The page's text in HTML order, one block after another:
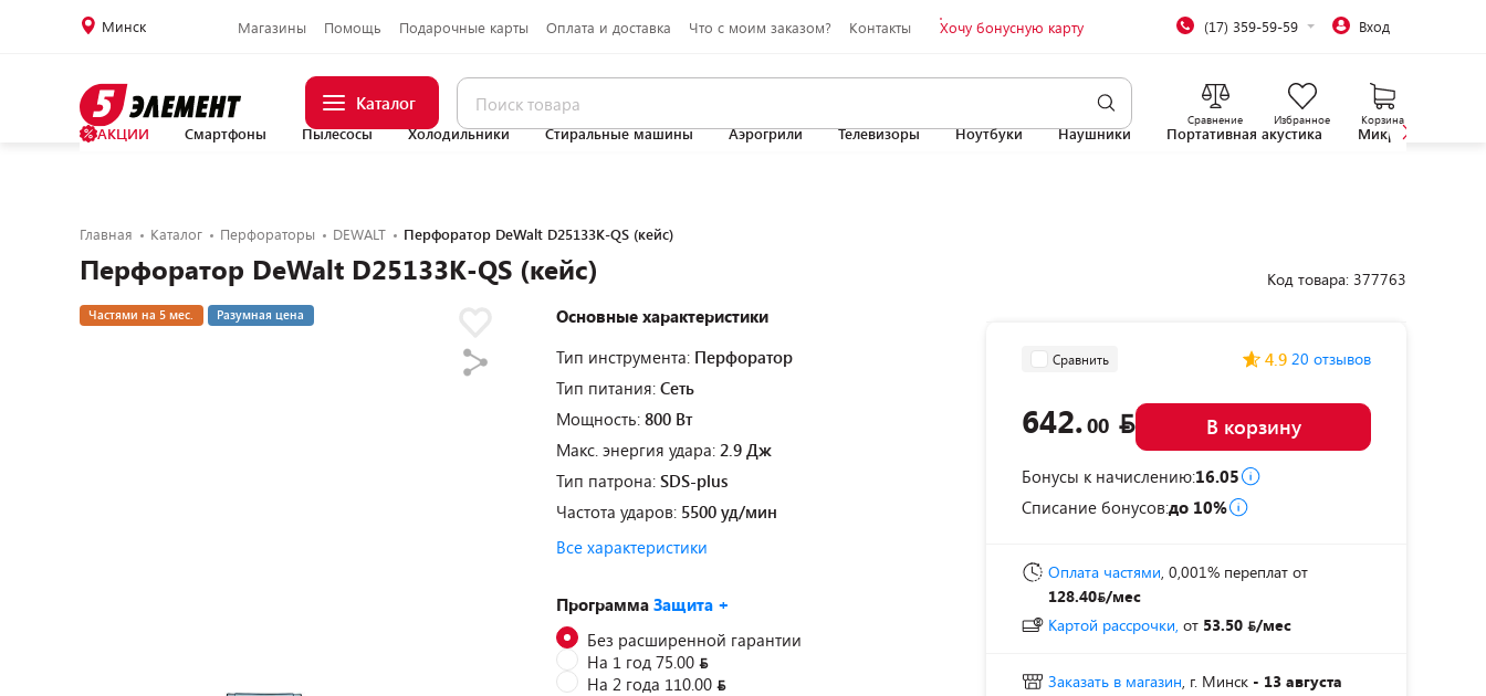
Минск Магазины Помощь Подарочные карты Оплата и доставка Что с моим заказом? Контакты Хочу бонусную карту (17) 359-59-59 Вход
Каталог
Сравнение Избранное Корзина
АКЦИИ Смартфоны Пылесосы Холодильники Стиральные машины Аэрогрили Телевизоры Ноутбуки Наушники Портативная акустика Микроволновые
Главная Каталог Перфораторы DEWALT Перфоратор DeWalt D25133K-QS (кейс)
Перфоратор DeWalt D25133K-QS (кейс)
Частями на 5 мес. Разумная цена
Основные характеристики
Тип инструмента: Перфоратор
Тип питания: Сеть
Мощность: 800 Вт
Макс. энергия удара: 2.9 Дж
Тип патрона: SDS-plus
Частота ударов: 5500 уд/мин
Все характеристики
Программа Защита +
Без расширенной гарантии
На 1 год 75.00
На 2 года 110.00
Код товара: 377763
Сравнить 4.9 20 отзывов
642.00 В корзину
Бонусы к начислению:16.05
Списание бонусов:до 10%
Оплата частями, 0,001% переплат от
128.40 /мес
Картой рассрочки, от 53.50 /мес
Заказать в магазин, г. Минск - 13 августа